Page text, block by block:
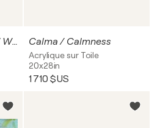
Che mistero è la vita / What a mystery life is Calma / Calmness
Acrylique sur Toile
20x28in
1 710 $US